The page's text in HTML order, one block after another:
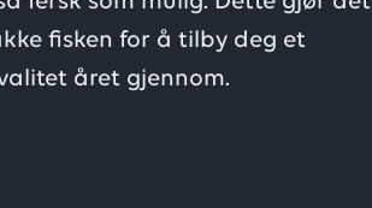
fisken for å tilby deg et
året gjennom.